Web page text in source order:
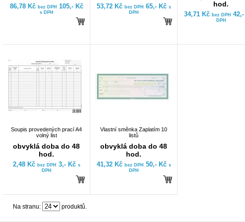
86,78 Kč bez DPH 105,- Kč
s DPH
53,72 Kč bez DPH 65,- Kč s
DPH
hod.
34,71 Kč bez DPH
DPH
Soupis provedených prací A4
volný list
obvyklá doba do 48
hod.
2,48 Kč bez DPH 3,- Kč s
DPH
Vlastní směnka Zaplatím 10
listů
obvyklá doba do 48
hod.
41,32 Kč bez DPH 50,- Kč s
DPH
Na stranu: produktů.